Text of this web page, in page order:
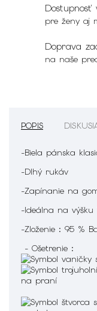
Dostupnosť
pre ženy aj
Doprava
na naše
POPIS
-Biela pánska
-Dlhý rukáv
-Zapínanie na
-Ideálna na výšku
-Zloženie : 95 %
- Ošetrenie :